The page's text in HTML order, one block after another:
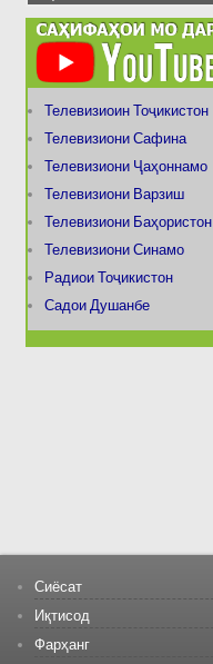
Телевизиоин Тоҷикистон
Телевизиони Сафина
Телевизиони Ҷаҳоннамо
Телевизиони Варзиш
Телевизиони Баҳористон
Телевизиони Синамо
Радиои Тоҷикистон
Садои Душанбе
Сиёсат
Иқтисод
Фарҳанг